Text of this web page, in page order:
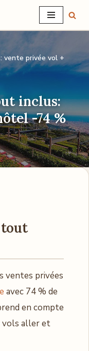
vente privée vol +
inclus:
-74 %
tout
ventes privées
avec 74 % de
en compte
vols aller et